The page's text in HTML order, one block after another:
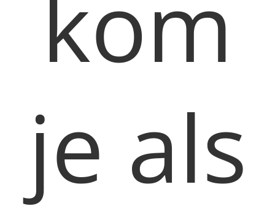
kom
je als